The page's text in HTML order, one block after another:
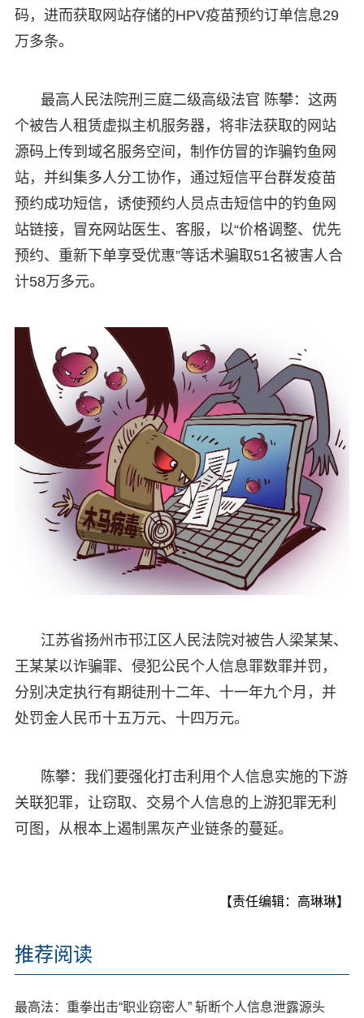
码，进而获取网站存储的HPV疫苗预约订单信息29
万多条。
最高人民法院刑三庭二级高级法官 陈攀：这两
个被告人租赁虚拟主机服务器，将非法获取的网站
源码上传到域名服务空间，制作仿冒的诈骗钓鱼网
站，并纠集多人分工协作，通过短信平台群发疫苗
预约成功短信，诱使预约人员点击短信中的钓鱼网
站链接，冒充网站医生、客服，以“价格调整、优先
预约、重新下单享受优惠”等话术骗取51名被害人合
计58万多元。
江苏省扬州市邗江区人民法院对被告人梁某某、
王某某以诈骗罪、侵犯公民个人信息罪数罪并罚，
分别决定执行有期徒刑十二年、十一年九个月，并
处罚金人民币十五万元、十四万元。
陈攀：我们要强化打击利用个人信息实施的下游
关联犯罪，让窃取、交易个人信息的上游犯罪无利
可图，从根本上遏制黑灰产业链条的蔓延。
【责任编辑：高琳琳】
推荐阅读
最高法：重拳出击“职业窃密人” 斩断个人信息泄露源头